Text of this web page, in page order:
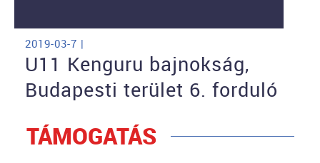
2019-03-7 |
U11 Kenguru bajnokság,
Budapesti terület 6. forduló
TÁMOGATÁS